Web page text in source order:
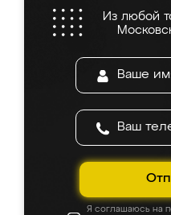
Из любой
Я соглашаюсь на